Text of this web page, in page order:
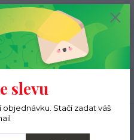
Menu
0 ks
0 Kč
TPR, vinyl, guma
slevu
objednávku. Stačí zadat váš